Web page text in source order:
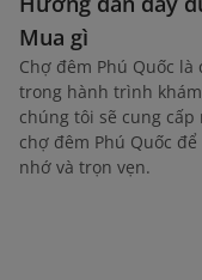
Mua gì
Chợ đêm Phú Quốc
trong hành trình
chúng tôi sẽ cung
chợ đêm Phú Quốc
nhớ và trọn vẹn.